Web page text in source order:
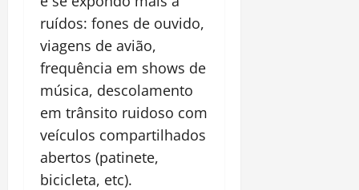
ruídos: fones de ouvido,
viagens de avião,
frequência em shows de
música, descolamento
em trânsito ruidoso com
veículos compartilhados
abertos (patinete,
bicicleta, etc).